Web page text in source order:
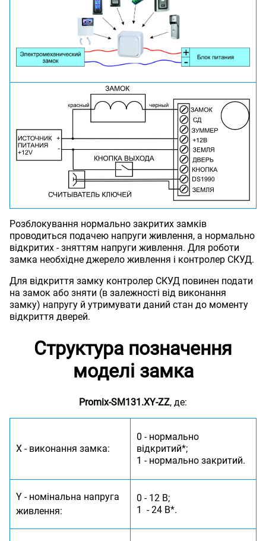
Розблокування нормально закритих замків
проводиться подачею напруги живлення, а нормально
відкритих - зняттям напруги живлення. Для роботи
замка необхідне джерело живлення і контролер СКУД.
Для відкриття замку контролер СКУД повинен подати
на замок або зняти (в залежності від виконання
замку) напругу й утримувати даний стан до моменту
відкриття дверей.
Структура позначення
моделі замка
Promix-SM131.XY-ZZ, де:
X - виконання замка:
0 - нормально
відкритий*;
1 - нормально закритий.
Y - номінальна напруга
живлення:
0 - 12 В;
1 - 24 В*.